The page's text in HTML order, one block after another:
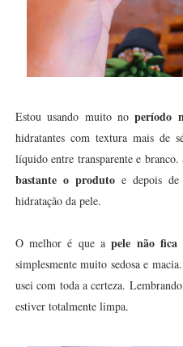
Estou usando muito noperíodo
hidratantes com textura mais de
líquido entre transparente e
bastante o produtoe depois
hidratação da pele.
O melhor é que a pele não fica
simplesmente muito sedosa e
usei com toda a certeza.
estiver totalmente limpa.